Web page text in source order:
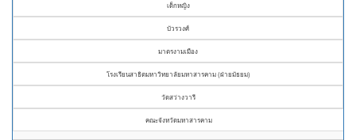
เด็กหญิง
บัวรวงศ์
มาตรงามเมือง
โรงเรียนสาธิตมหาวิทยาลัยมหาสารคาม (ฝ่ายมัธยม)
วัดสว่างวารี
คณะจังหวัดมหาสารคาม